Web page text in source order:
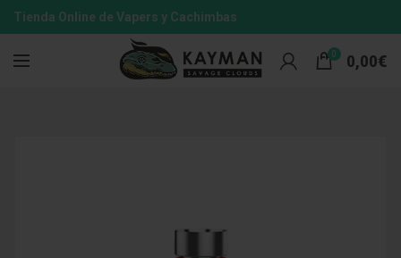
Tienda Online de Vapers y Cachimbas
0 0,00€